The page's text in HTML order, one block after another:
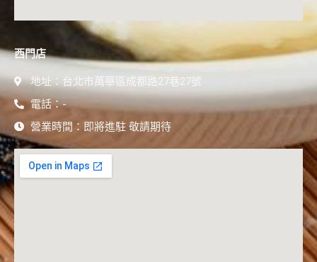
西門店
地址：台北市萬華區成都路27巷27號
電話：-
營業時間：即將進駐 敬請期待